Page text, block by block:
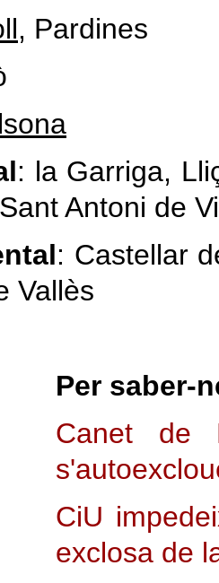
, Pardines
: la Garriga,
Antoni de
: Castellar
Vallès
Per saber-
Canet de
CiU
exclosa de